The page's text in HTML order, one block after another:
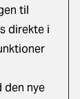
til
direkte i
den nye